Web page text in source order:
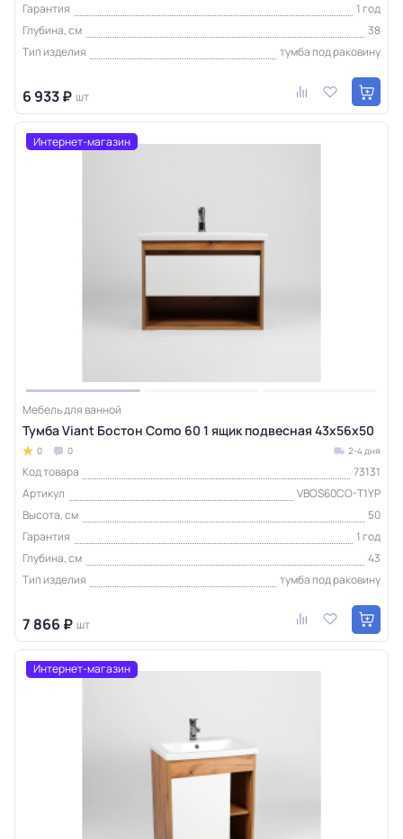
Гарантия
1 год
Глубина, см
38
Тип изделия
тумба под раковину
6 933 ₽ шт
Интернет-магазин
Мебель для ванной
Тумба Viant Бостон Como 60 1 ящик подвесная 43х56х50
0 0 2-4 дня
Код товара
73131
Артикул
VBOS60CO-T1YP
Высота, см
50
Гарантия
1 год
Глубина, см
43
Тип изделия
тумба под раковину
7 866 ₽ шт
Интернет-магазин